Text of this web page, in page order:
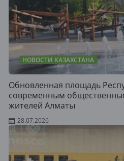
НОВОСТИ КАЗАХСТАНА
Обновленная площадь
современным
жителей Алматы
28.07.2026